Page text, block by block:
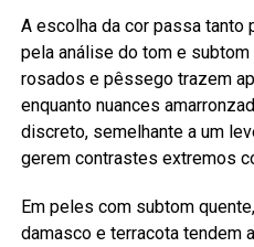
A escolha da cor passa
pela análise do tom e subtom
rosados e pêssego trazem
enquanto nuances
discreto, semelhante a um
gerem contrastes extremos
Em peles com subtom
damasco e terracota tendem